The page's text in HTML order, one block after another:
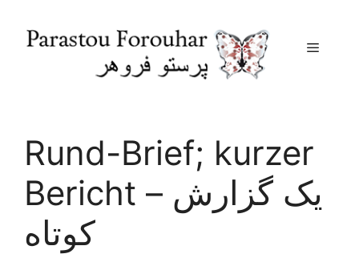
Menu
Rund-Brief; kurzer
Bericht – یک گزارش
کوتاه